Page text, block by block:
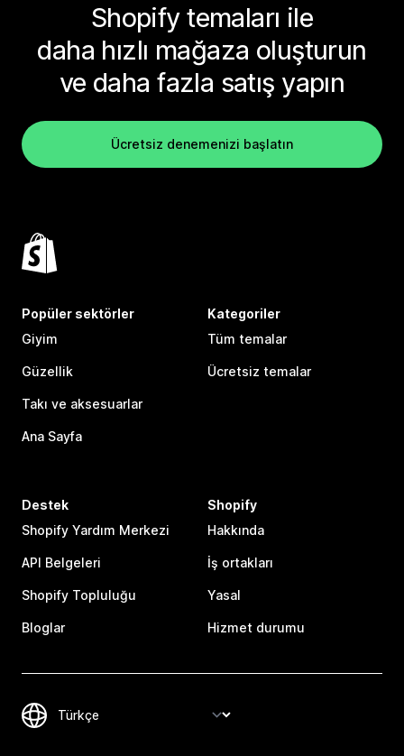
Shopify temaları ile
daha hızlı mağaza oluşturun
ve daha fazla satış yapın
Ücretsiz denemenizi başlatın
Popüler sektörler
Giyim
Güzellik
Takı ve aksesuarlar
Ana Sayfa
Kategoriler
Tüm temalar
Ücretsiz temalar
Destek
Shopify Yardım Merkezi
API Belgeleri
Shopify Topluluğu
Bloglar
Shopify
Hakkında
İş ortakları
Yasal
Hizmet durumu